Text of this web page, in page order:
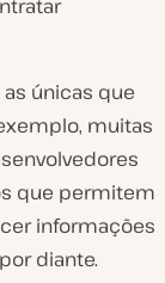
únicas que
muitas
que permitem
informações
diante.